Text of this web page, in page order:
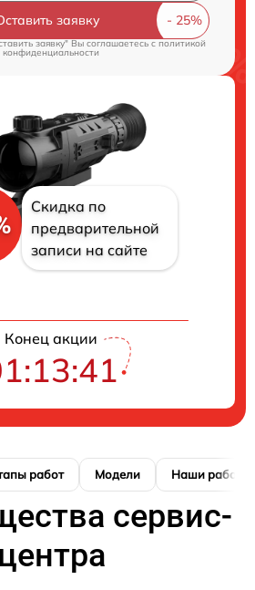
заявку
заявку" Вы соглашаетесь cполитикой
конфиденциальности
Скидка по
предварительной
записи на сайте
Конец акции
работ Модели Наши работы
сервис-
центра